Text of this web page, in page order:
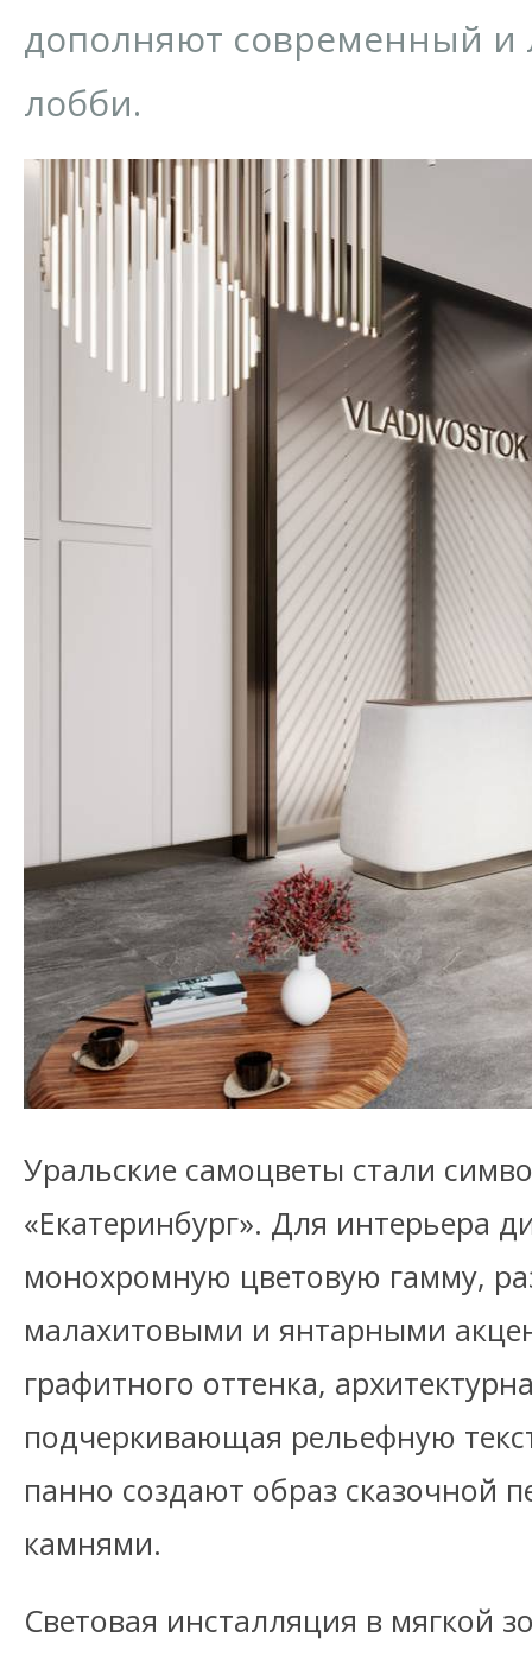
дополняют современный и
лобби.
Уральские самоцветы стали
«Екатеринбург». Для интерьера
монохромную цветовую гамму,
малахитовыми и янтарными
графитного оттенка,
подчеркивающая рельефную
панно создают образ сказочной
камнями.
Световая инсталляция в мягкой